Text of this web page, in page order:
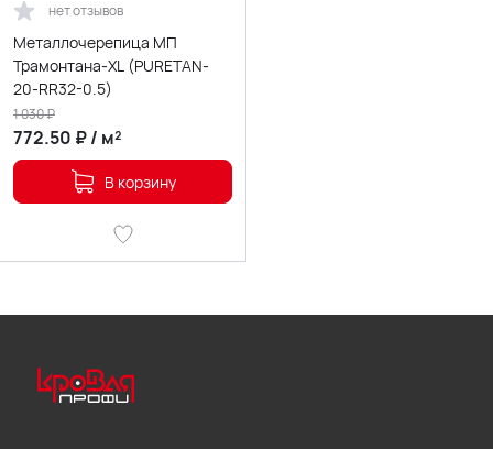
нет отзывов
Металлочерепица МП
Трамонтана-XL (PURETAN-
20-RR32-0.5)
772.50 ₽/ м²
1 030₽
В корзину